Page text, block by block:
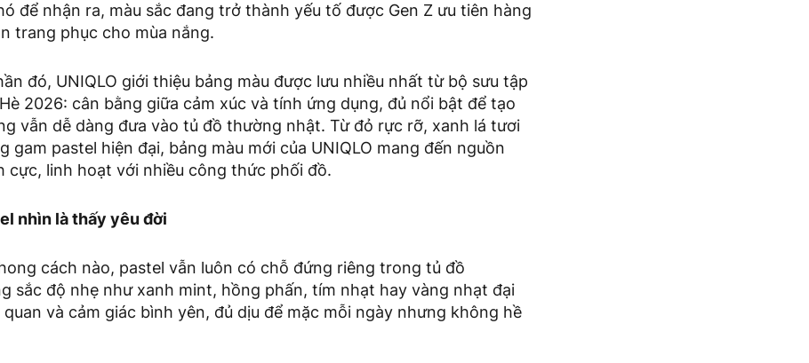
để nhận ra, màu sắc đang trở thành yếu tố được Gen Z ưu tiên hàng
trang phục cho mùa nắng.
đó, UNIQLO giới thiệu bảng màu được lưu nhiều nhất từ bộ sưu tập
2026: cân bằng giữa cảm xúc và tính ứng dụng, đủ nổi bật để tạo
vẫn dễ dàng đưa vào tủ đồ thường nhật. Từ đỏ rực rỡ, xanh lá tươi
gam pastel hiện đại, bảng màu mới của UNIQLO mang đến nguồn
cực, linh hoạt với nhiều công thức phối đồ.
nhìn là thấy yêu đời
cách nào, pastel vẫn luôn có chỗ đứng riêng trong tủ đồ
sắc độ nhẹ như xanh mint, hồng phấn, tím nhạt hay vàng nhạt đại
và cảm giác bình yên, đủ dịu để mặc mỗi ngày nhưng không hề